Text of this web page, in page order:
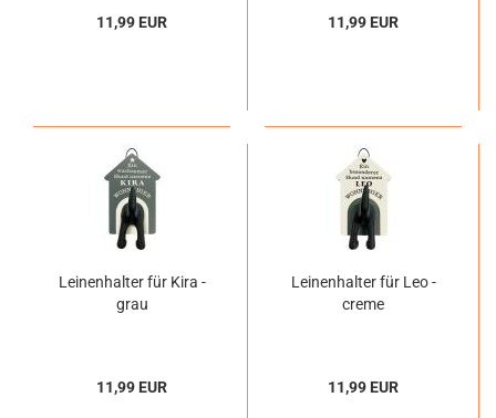
11,99 EUR 11,99 EUR
Leinenhalter für Kira -
grau
11,99 EUR
Leinenhalter für Leo -
creme
11,99 EUR